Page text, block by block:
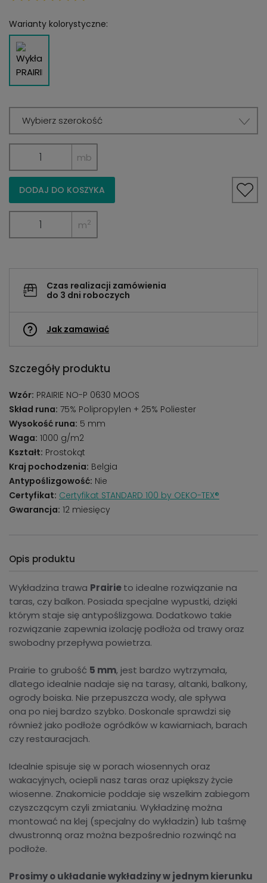
Warianty kolorystyczne:
Wybierz szerokość
mb
DODAJ DO KOSZYKA
m2
Czas realizacji zamówienia
do 3 dni roboczych
Jak zamawiać
Szczegóły produktu
Wzór: PRAIRIE NO-P 0630 MOOS
Skład runa: 75% Polipropylen + 25% Poliester
Wysokość runa: 5 mm
Waga: 1000 g/m2
Kształt: Prostokąt
Kraj pochodzenia: Belgia
Antypoślizgowość: Nie
Certyfikat: Certyfikat STANDARD 100 by OEKO-TEX®
Gwarancja: 12 miesięcy
Opis produktu
Wykładzina trawa Prairieto idealne rozwiązanie na
taras, czy balkon. Posiada specjalne wypustki, dzięki
którym staje się antypoślizgowa. Dodatkowo takie
rozwiązanie zapewnia izolację podłoża od trawy oraz
swobodny przepływa powietrza.
Prairie to grubość 5 mm, jest bardzo wytrzymała,
dlatego idealnie nadaje się na tarasy, altanki, balkony,
ogrody boiska. Nie przepuszcza wody, ale spływa
ona po niej bardzo szybko. Doskonale sprawdzi się
również jako podłoże ogródków w kawiarniach, barach
czy restauracjach.
Idealnie spisuje się w porach wiosennych oraz
wakacyjnych, ociepli nasz taras oraz upiększy życie
wiosenne. Znakomicie poddaje się wszelkim zabiegom
czyszczącym czyli zmiataniu. Wykładzinę można
montować na klej (specjalny do wykładzin) lub taśmę
dwustronną oraz można bezpośrednio rozwinąć na
podłoże.
Prosimy o układanie wykładziny w jednym kierunku